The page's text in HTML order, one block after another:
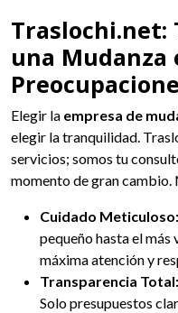
Traslochi.net:
una Mudanza
Elegir la empresa de
elegir la tranquilidad.
servicios; somos tu
momento de gran cambio.
Cuidado Meticuloso:
pequeño hasta el
máxima atención y
Transparencia Total:
Solo presupuestos